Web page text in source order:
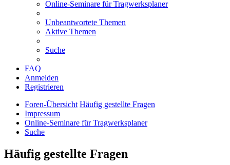
Online-Seminare für Tragwerksplaner
Unbeantwortete Themen
Aktive Themen
Suche
FAQ
Anmelden
Registrieren
Foren-Übersicht Häufig gestellte Fragen
Impressum
Online-Seminare für Tragwerksplaner
Suche
Häufig gestellte Fragen